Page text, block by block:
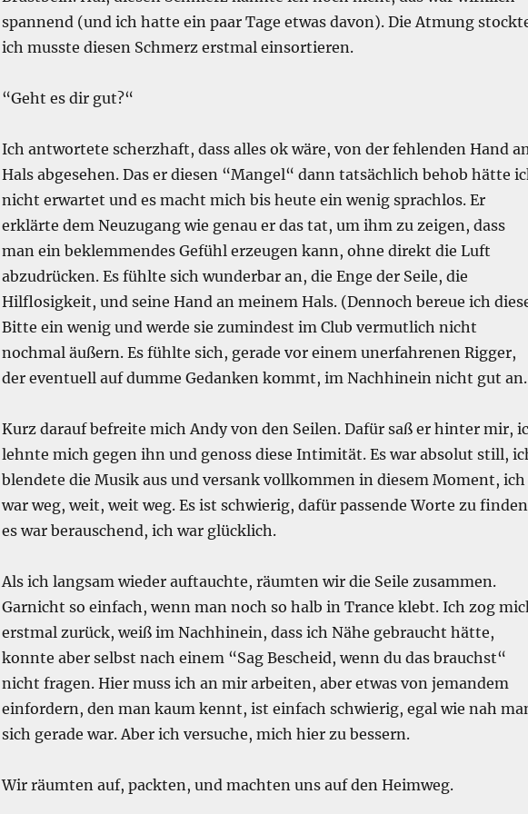
spannend (und ich hatte ein paar Tage etwas davon). Die Atmung
ich musste diesen Schmerz erstmal einsortieren.
“Geht es dir gut?“
Ich antwortete scherzhaft, dass alles ok wäre, von der fehlenden Hand
Hals abgesehen. Das er diesen “Mangel“ dann tatsächlich behob hätte
nicht erwartet und es macht mich bis heute ein wenig sprachlos. Er
erklärte dem Neuzugang wie genau er das tat, um ihm zu zeigen, dass
man ein beklemmendes Gefühl erzeugen kann, ohne direkt die Luft
abzudrücken. Es fühlte sich wunderbar an, die Enge der Seile, die
Hilflosigkeit, und seine Hand an meinem Hals. (Dennoch bereue ich
Bitte ein wenig und werde sie zumindest im Club vermutlich nicht
nochmal äußern. Es fühlte sich, gerade vor einem unerfahrenen Rigger,
der eventuell auf dumme Gedanken kommt, im Nachhinein nicht gut
Kurz darauf befreite mich Andy von den Seilen. Dafür saß er hinter mir,
lehnte mich gegen ihn und genoss diese Intimität. Es war absolut still,
blendete die Musik aus und versank vollkommen in diesem Moment, ich
war weg, weit, weit weg. Es ist schwierig, dafür passende Worte zu
es war berauschend, ich war glücklich.
Als ich langsam wieder auftauchte, räumten wir die Seile zusammen.
Garnicht so einfach, wenn man noch so halb in Trance klebt. Ich zog
erstmal zurück, weiß im Nachhinein, dass ich Nähe gebraucht hätte,
konnte aber selbst nach einem “Sag Bescheid, wenn du das brauchst“
nicht fragen. Hier muss ich an mir arbeiten, aber etwas von jemandem
einfordern, den man kaum kennt, ist einfach schwierig, egal wie nah
sich gerade war. Aber ich versuche, mich hier zu bessern.
Wir räumten auf, packten, und machten uns auf den Heimweg.